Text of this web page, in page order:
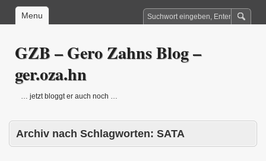
Menu
GZB – Gero Zahns Blog –
ger.oza.hn
… jetzt bloggt er auch noch …
Archiv nach Schlagworten: SATA